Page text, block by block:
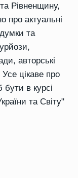
Рівненщину,
про актуальні
та
авторські
цікаве про
в курсі
та Світу"